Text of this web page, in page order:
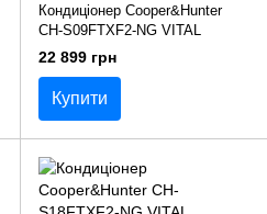
Кондиціонер Cooper&Hunter
CH-S09FTXF2-NG VITAL
22 899 грн
Купити